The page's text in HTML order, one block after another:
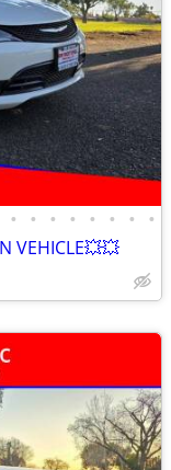
• • • • • • • •
VEHICLE💥💥